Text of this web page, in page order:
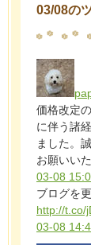
03/08の
価格改定
に伴う諸
ました。
お願いい
03-08
ブログを
http://t.co/
03-08